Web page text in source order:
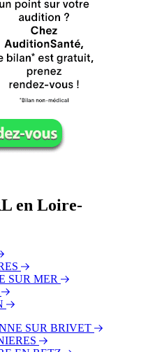
en Loire-
SUR MER
SUR BRIVET